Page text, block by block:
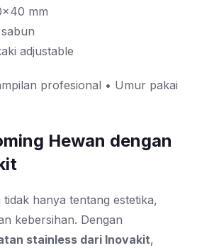
mm
adjustable
profesional • Umur pakai
Hewan dengan
hanya tentang estetika,
kebersihan. Dengan
stainless dari Inovakit,